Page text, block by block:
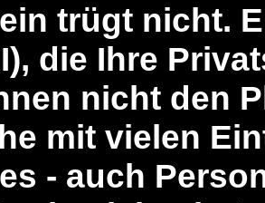
trügt nicht.
die Ihre
nicht den
mit vielen
- auch